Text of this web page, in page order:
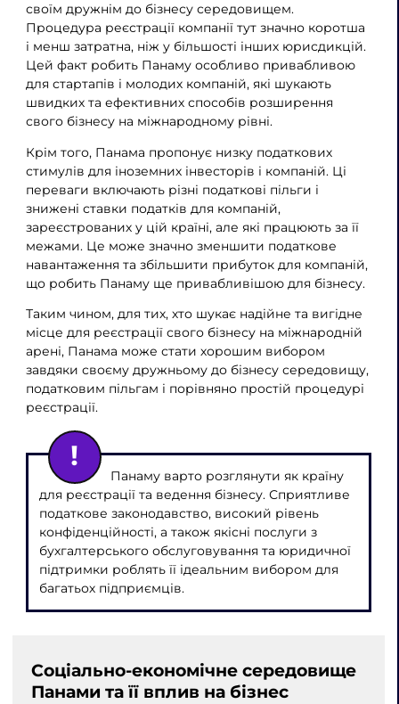
своїм дружнім до бізнесу середовищем.
Процедура реєстрації компанії тут значно коротша
і менш затратна, ніж у більшості інших юрисдикцій.
Цей факт робить Панаму особливо привабливою
для стартапів і молодих компаній, які шукають
швидких та ефективних способів розширення
свого бізнесу на міжнародному рівні.
Крім того, Панама пропонує низку податкових
стимулів для іноземних інвесторів і компаній. Ці
переваги включають різні податкові пільги і
знижені ставки податків для компаній,
зареєстрованих у цій країні, але які працюють за її
межами. Це може значно зменшити податкове
навантаження та збільшити прибуток для компаній,
що робить Панаму ще привабливішою для бізнесу.
Таким чином, для тих, хто шукає надійне та вигідне
місце для реєстрації свого бізнесу на міжнародній
арені, Панама може стати хорошим вибором
завдяки своєму дружньому до бізнесу середовищу,
податковим пільгам і порівняно простій процедурі
реєстрації.
Панаму варто розглянути як країну
для реєстрації та ведення бізнесу. Сприятливе
податкове законодавство, високий рівень
конфіденційності, а також якісні послуги з
бухгалтерського обслуговування та юридичної
підтримки роблять її ідеальним вибором для
багатьох підприємців.
Соціально-економічне середовище
Панами та її вплив на бізнес